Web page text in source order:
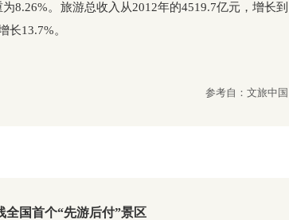
8.26%。旅游总收入从2012年的4519.7亿元，增长到
长13.7%。
参考自：文旅中国
全国首个“先游后付”景区